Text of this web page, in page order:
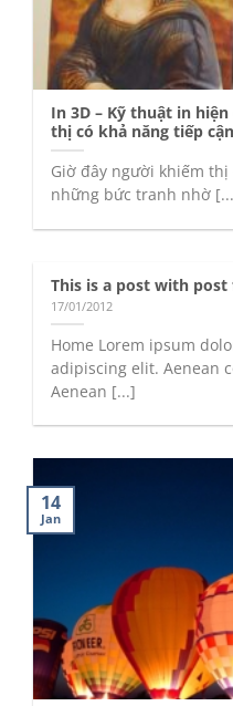
In 3D – Kỹ thuật in
thị có khả năng tiếp
Giờ đây người khiếm thị
những bức tranh nhờ
This is a post with
17/01/2012
Home Lorem ipsum
adipiscing elit. Aenean
Aenean [...]
14
Jan